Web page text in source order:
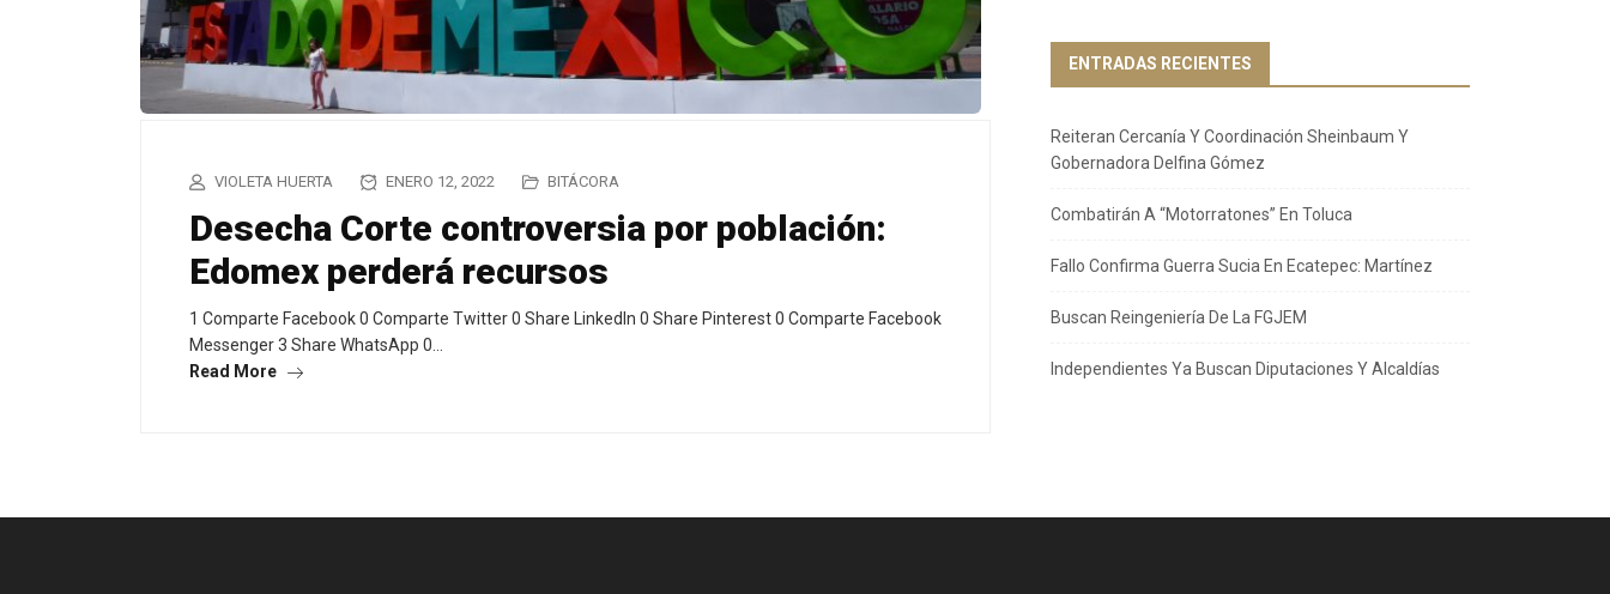
VIOLETA HUERTA ENERO 12, 2022 BITÁCORA
Desecha Corte controversia por población:
Edomex perderá recursos
1 Comparte Facebook 0 Comparte Twitter 0 Share LinkedIn 0 Share Pinterest 0 Comparte Facebook
Messenger 3 Share WhatsApp 0…
Read More
ENTRADAS RECIENTES
Reiteran Cercanía Y Coordinación Sheinbaum Y
Gobernadora Delfina Gómez
Combatirán A “Motorratones” En Toluca
Fallo Confirma Guerra Sucia En Ecatepec: Martínez
Buscan Reingeniería De La FGJEM
Independientes Ya Buscan Diputaciones Y Alcaldías